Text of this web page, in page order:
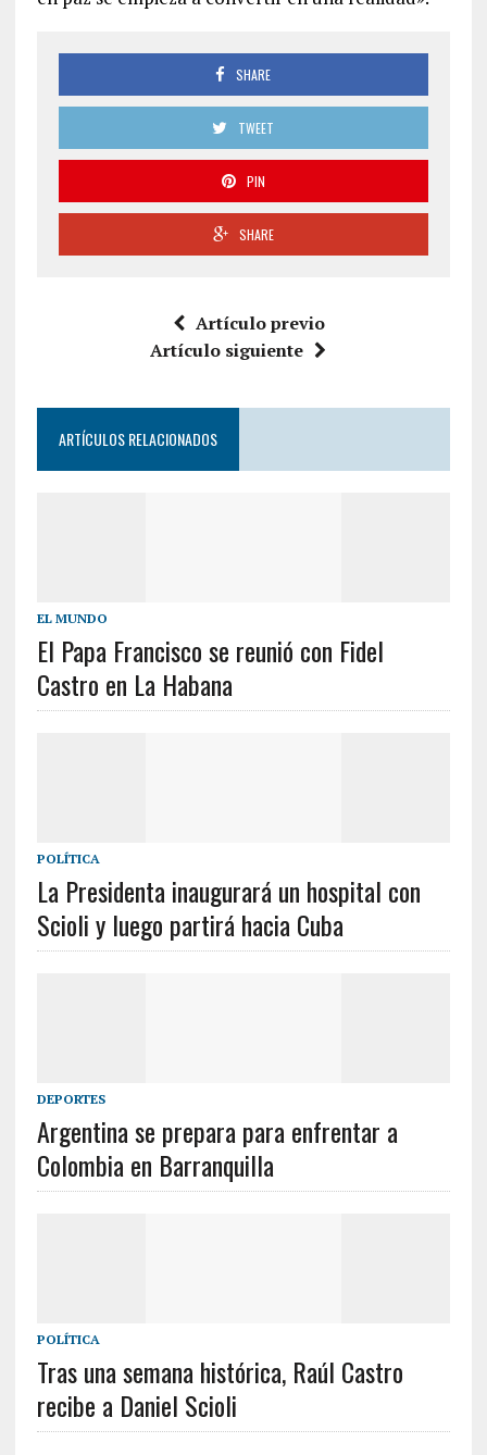
SHARE
TWEET
PIN
SHARE
Artículo previo
Artículo siguiente
ARTÍCULOS RELACIONADOS
EL MUNDO
El Papa Francisco se reunió con Fidel
Castro en La Habana
POLÍTICA
La Presidenta inaugurará un hospital con
Scioli y luego partirá hacia Cuba
DEPORTES
Argentina se prepara para enfrentar a
Colombia en Barranquilla
POLÍTICA
Tras una semana histórica, Raúl Castro
recibe a Daniel Scioli